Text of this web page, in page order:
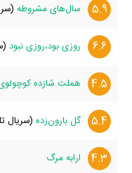
5.9 سال‌های مشروطه
6.6 روزی بود،روزی نبود
4.5 هملت شازده
5.4 گل بارون‌زده (سریال
4.3 ارابه مرگ